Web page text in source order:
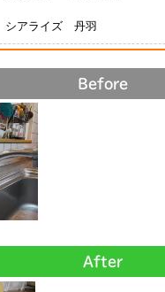
シアライズ 丹羽
Before
After